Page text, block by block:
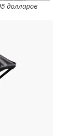
долларов